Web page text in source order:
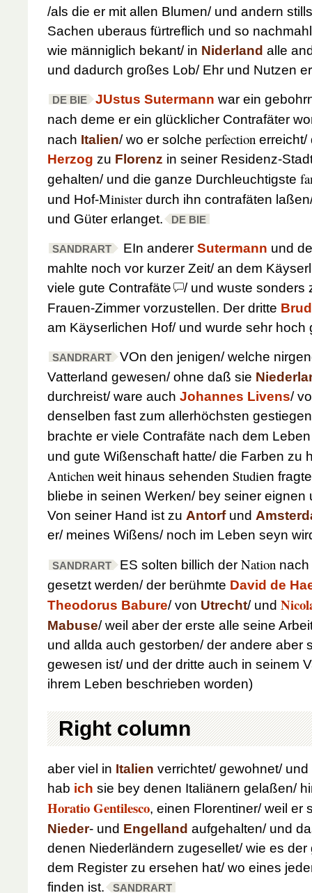
/als die er mit allen Blumen/ und andern
Sachen uberaus fürtreflich und so
wie männiglich bekant/ in Niderland alle
und dadurch großes Lob/ Ehr und Nutzen
DE BIE JUstus Sutermann war ein
nach deme er ein glücklicher Contrafäter
nach Italien/ wo er solche perfection
Herzog zu Florenz in seiner Residenz-
gehalten/ und die ganze Durchleuchtigste
und Hof-Ministerdurch ihn contrafäten
und Güter erlanget.
DE BIE
SANDRART EIn anderer Sutermann und
mahlte noch vor kurzer Zeit/ an dem
viele gute Contrafäte
/ und wuste sonders
Frauen-Zimmer vorzustellen. Der dritte
am Käyserlichen Hof/ und wurde sehr hoch
SANDRART
VOn den jenigen/ welche
Vatterland gewesen/ ohne daß sie
durchreist/ ware auch Johannes Livens/
denselben fast zum allerhöchsten
brachte er viele Contrafäte nach dem Leben
und gute Wißenschaft hatte/ die Farben zu
Antichen weit hinaus sehenden Studien
bliebe in seinen Werken/ bey seiner eignen
Von seiner Hand ist zu Antorfund
er/ meines Wißens/ noch im Leben seyn
SANDRART ES solten billich der Nation
gesetzt werden/ der berühmte David de
Theodorus Babure/ von Utrecht/ und
Mabuse/ weil aber der erste alle seine
und allda auch gestorben/ der andere aber
gewesen ist/ und der dritte auch in seinem
ihrem Leben beschrieben worden)
Right column
aber viel in Italien verrichtet/ gewohnet/
hab ich sie bey denen Italiänern gelaßen/
Horatio Gentilesco, einen Florentiner/ weil er
Nieder- und Engelland aufgehalten/ und
denen Niederländern zugesellet/ wie es
dem Register zu ersehen hat/ wo eines
finden ist.
SANDRART